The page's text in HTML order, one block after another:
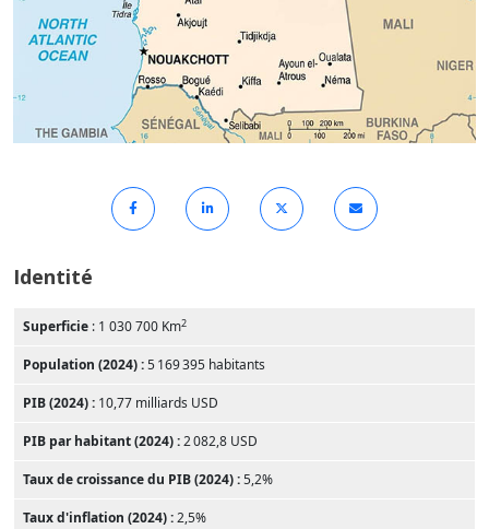
Identité
Superficie : 1 030 700 Km2
Population (2024) :5 169 395 habitants
PIB (2024) : 10,77 milliards USD
PIB par habitant (2024) :2 082,8 USD
Taux de croissance du PIB (2024) :5,2%
Taux d'inflation (2024) :2,5%